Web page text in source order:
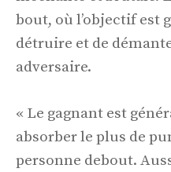
bout, où l’objectif est
détruire et de
adversaire.
« Le gagnant est
absorber le plus de
personne debout.